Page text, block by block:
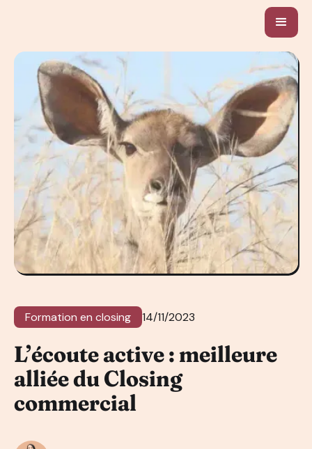
Formation en closing 14/11/2023
L’écoute active : meilleure
alliée du Closing
commercial